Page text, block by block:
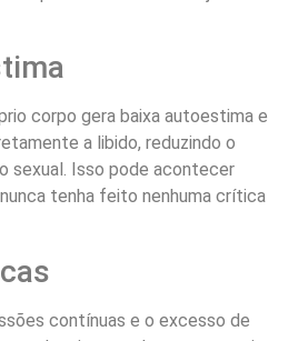
corpo gera baixa autoestima e
a libido, reduzindo o
sexual. Isso pode acontecer
tenha feito nenhuma crítica
contínuas e o excesso de